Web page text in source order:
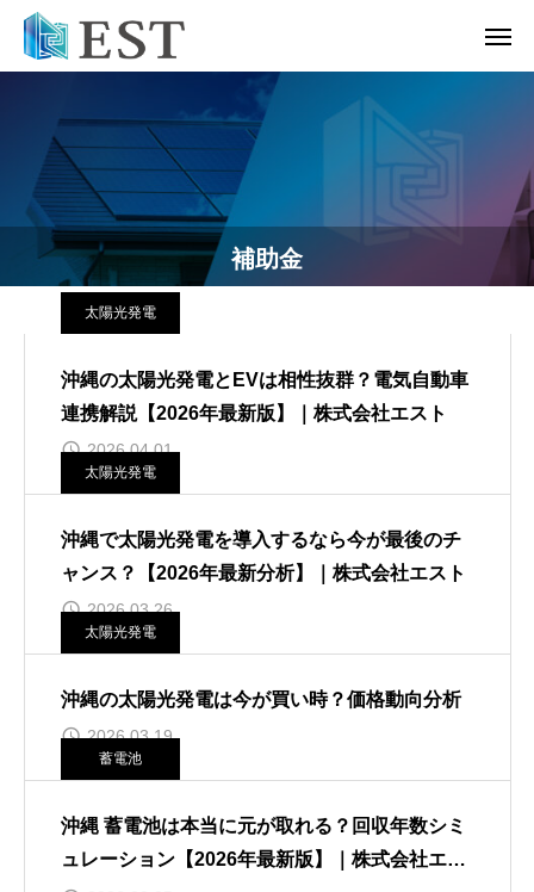
補助金
太陽光発電
沖縄の太陽光発電とEVは相性抜群？電気自動車
連携解説【2026年最新版】｜株式会社エスト
2026.04.01
太陽光発電
沖縄で太陽光発電を導入するなら今が最後のチ
ャンス？【2026年最新分析】｜株式会社エスト
2026.03.26
太陽光発電
沖縄の太陽光発電は今が買い時？価格動向分析
2026.03.19
蓄電池
沖縄 蓄電池は本当に元が取れる？回収年数シミ
ュレーション【2026年最新版】｜株式会社エス